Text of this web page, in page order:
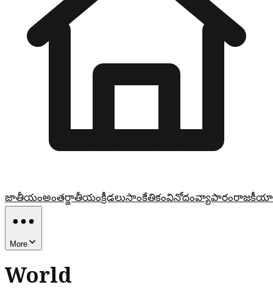
జాతీయంఅంతర్జాతీయంక్రీడలుసాంకేతికంవినోదంవ్యాపారం
More
World